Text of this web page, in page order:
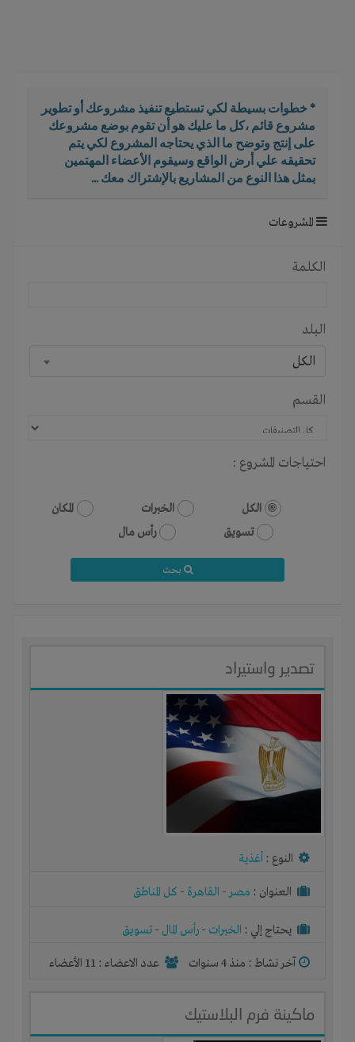
n
* خطوات بسيطة لكي تستطيع تنفيذ مشروعك أو تطوير
مشروع قائم ،كل ما عليك هو أن تقوم بوضع مشروعك
على إنتج وتوضح ما الذي يحتاجه المشروع لكي يتم
تحقيقه علي أرض الواقع وسيقوم الأعضاء المهتمين
بمثل هذا النوع من المشاريع بالإشتراك معك ...
المشروعات
الكلمة
البلد
الكل
القسم
احتياجات المشروع :
الكل الخبرات
المكان
تسويق
رأس مال
تصدير واستيراد
النوع : أغذية
العنوان : مصر- القاهرة - كل المناطق
يحتاج إلي : الخبرات - رأس المال - تسويق
آخر نشاط : منذ 4 سنوات عدد الاعضاء : 11 الأعضاء
ماكينة فرم البلاستيك